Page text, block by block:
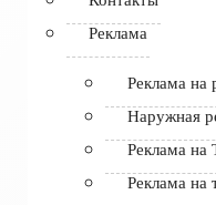
Реклама
Реклама на
Наружная
Реклама на
Реклама на